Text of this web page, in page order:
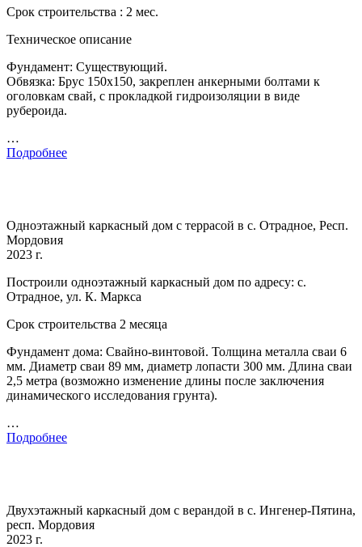
Срок строительства : 2 мес.
Техническое описание
Фундамент: Существующий.
Обвязка: Брус 150х150, закреплен анкерными болтами к
оголовкам свай, с прокладкой гидроизоляции в виде
рубероида.
…
Подробнее
Одноэтажный каркасный дом с террасой в с. Отрадное, Респ.
Мордовия
2023 г.
Построили одноэтажный каркасный дом по адресу: с.
Отрадное, ул. К. Маркса
Срок строительства 2 месяца
Фундамент дома: Свайно-винтовой. Толщина металла сваи 6
мм. Диаметр сваи 89 мм, диаметр лопасти 300 мм. Длина сваи
2,5 метра (возможно изменение длины после заключения
динамического исследования грунта).
…
Подробнее
Двухэтажный каркасный дом с верандой в с. Ингенер-Пятина,
респ. Мордовия
2023 г.